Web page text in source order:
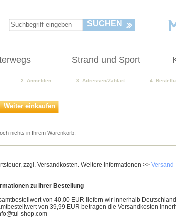
SUCHEN
Strand und Sport
2. Anmelden 3. Adressen/Zahlart 4.
Weiter einkaufen
nichts in Ihrem Warenkorb.
zzgl. Versandkosten. Weitere Informationen >> Versand
zu Ihrer Bestellung
von 40,00 EUR liefern wir innerhalb
von 39,99 EUR betragen die Versandkosten
shop.com